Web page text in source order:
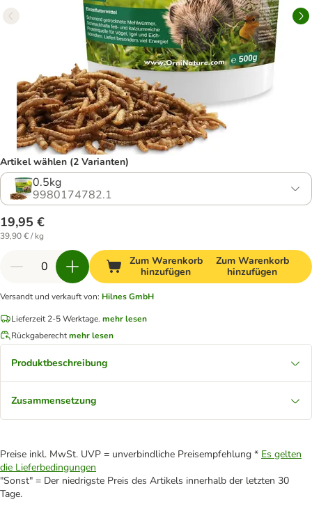
Artikel wählen (2 Varianten)
0.5kg
9980174782.1
19,95 €
39,90 € / kg
Zum Warenkorb
hinzufügen
Zum Warenkorb
hinzufügen
Versandt und verkauft von: Hilnes GmbH
Lieferzeit 2-5 Werktage. mehr lesen
Rückgaberechtmehr lesen
Produktbeschreibung
Zusammensetzung
Preise inkl. MwSt. UVP = unverbindliche Preisempfehlung * Es gelten
die Lieferbedingungen
"Sonst" = Der niedrigste Preis des Artikels innerhalb der letzten 30
Tage.